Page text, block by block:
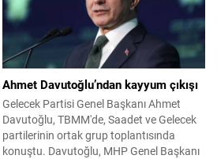
Ahmet Davutoğlu’ndan kayyum çıkışı
Gelecek Partisi Genel Başkanı Ahmet
Davutoğlu, TBMM'de, Saadet ve Gelecek
partilerinin ortak grup toplantısında
konuştu. Davutoğlu, MHP Genel Başkanı